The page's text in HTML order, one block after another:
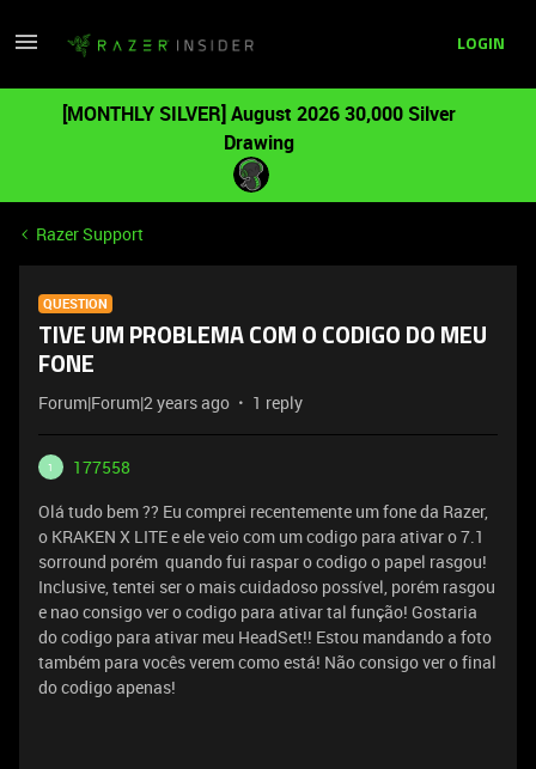
LOGIN
[MONTHLY SILVER] August 2026 30,000 Silver
Drawing
Razer Support
QUESTION
TIVE UM PROBLEMA COM O CODIGO DO MEU
FONE
Forum|Forum|2 years ago 1 reply
1
177558
Olá tudo bem ?? Eu comprei recentemente um fone da Razer,
o KRAKEN X LITE e ele veio com um codigo para ativar o 7.1
sorround porém quando fui raspar o codigo o papel rasgou!
Inclusive, tentei ser o mais cuidadoso possível, porém rasgou
e nao consigo ver o codigo para ativar tal função! Gostaria
do codigo para ativar meu HeadSet!! Estou mandando a foto
também para vocês verem como está! Não consigo ver o final
do codigo apenas!